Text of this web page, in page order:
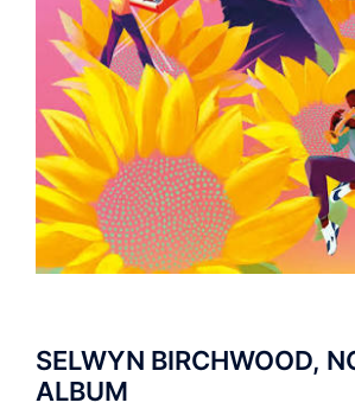
SELWYN BIRCHWOOD,
ALBUM